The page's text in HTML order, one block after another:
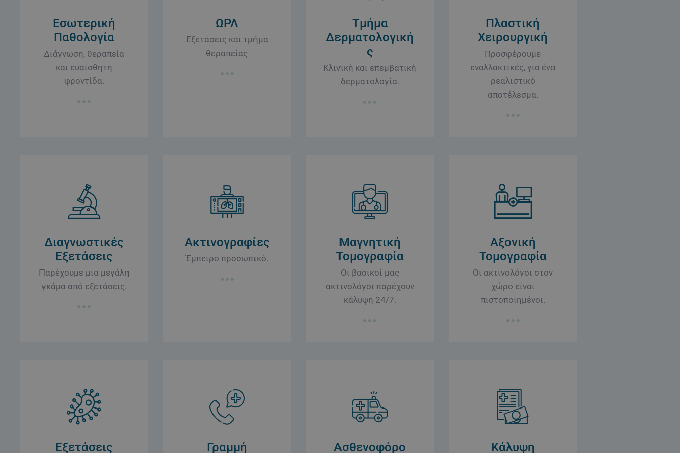
Εσωτερική
Παθολογία
Διάγνωση, θεραπεία
και ευαίσθητη
φροντίδα.
ΩΡΛ
Εξετάσεις και τμήμα
θεραπείας
Τμήμα
Δερματολογική
ς
Κλινική και επεμβατική
δερματολογία.
Πλαστική
Χειρουργική
Προσφέρουμε
εναλλακτικές, για ένα
ρεαλιστικό
αποτέλεσμα.
Διαγνωστικές
Εξετάσεις
Παρέχουμε μια μεγάλη
γκάμα από εξετάσεις.
Ακτινογραφίες
Έμπειρο προσωπικό.
Μαγνητική
Τομογραφία
Οι βασικοί μας
ακτινολόγοι παρέχουν
κάλυψη 24/7.
Αξονική
Τομογραφία
Οι ακτινολόγοι στον
χώρο είναι
πιστοποιημένοι.
Εξετάσεις Γραμμή Ασθενοφόρο Κάλυψη